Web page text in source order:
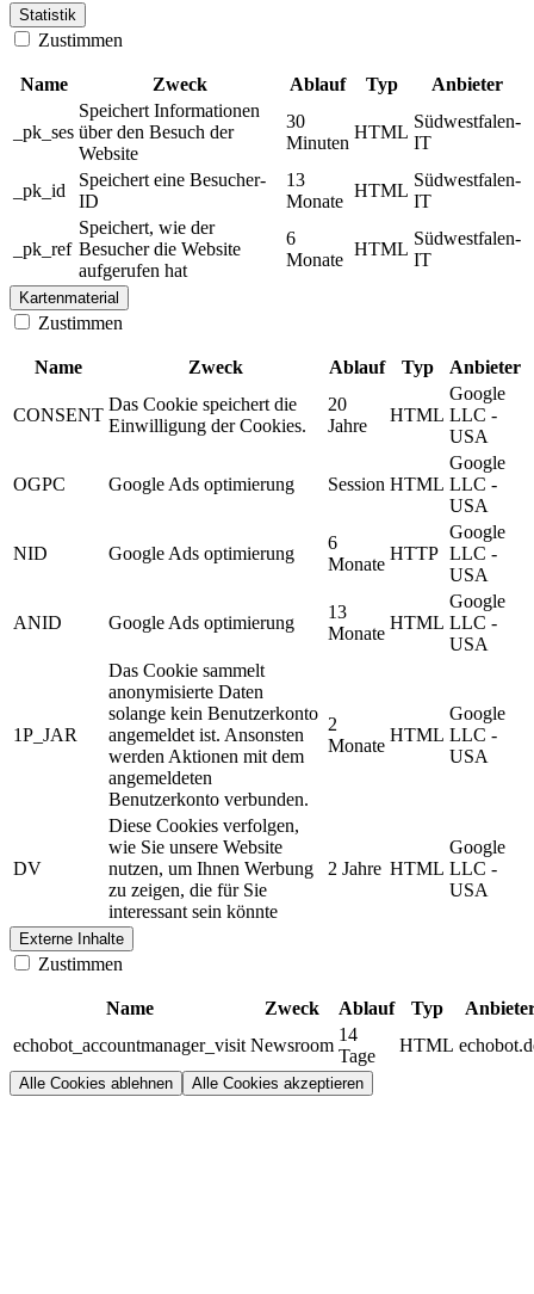
Statistik
Zustimmen
Name Zweck Ablauf Typ Anbieter
_pk_ses
Speichert Informationen
über den Besuch der
Website
30
Minuten
HTML
Südwestfalen-
IT
_pk_id
Speichert eine Besucher-
ID
13
Monate
HTML
Südwestfalen-
IT
_pk_ref
Speichert, wie der
Besucher die Website
aufgerufen hat
6
Monate
HTML
Südwestfalen-
IT
Kartenmaterial
Zustimmen
Name Zweck Ablauf Typ Anbieter
CONSENT
Das Cookie speichert die
Einwilligung der Cookies.
20
Jahre
HTML
Google
LLC -
USA
OGPC Google Ads optimierung Session HTML
Google
LLC -
USA
NID Google Ads optimierung
6
Monate
HTTP
Google
LLC -
USA
ANID Google Ads optimierung
13
Monate
HTML
Google
LLC -
USA
1P_JAR
Das Cookie sammelt
anonymisierte Daten
solange kein Benutzerkonto
angemeldet ist. Ansonsten
werden Aktionen mit dem
angemeldeten
Benutzerkonto verbunden.
2
Monate
HTML
Google
LLC -
USA
DV
Diese Cookies verfolgen,
wie Sie unsere Website
nutzen, um Ihnen Werbung
zu zeigen, die für Sie
interessant sein könnte
2 Jahre HTML
Google
LLC -
USA
Externe Inhalte
Zustimmen
Name Zweck Ablauf Typ
echobot_accountmanager_visit Newsroom
14
Tage
HTML
Alle Cookies ablehnen Alle Cookies akzeptieren